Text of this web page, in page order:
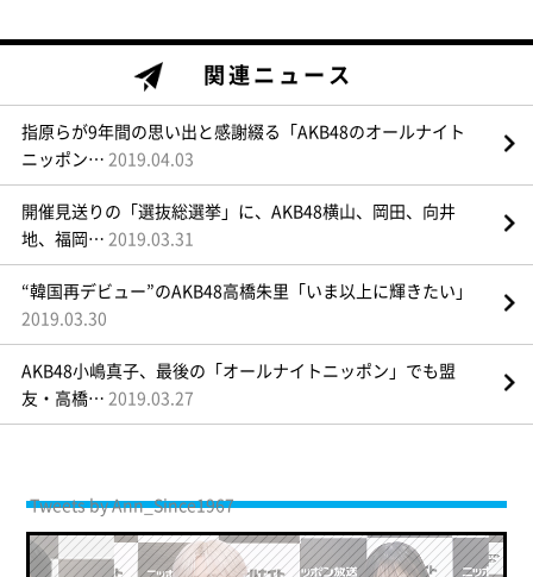
関連ニュース
指原らが9年間の思い出と感謝綴る「AKB48のオールナイト
ニッポン… 2019.04.03
開催見送りの「選抜総選挙」に、AKB48横山、岡田、向井
地、福岡… 2019.03.31
“韓国再デビュー”のAKB48高橋朱里「いま以上に輝きたい」
2019.03.30
AKB48小嶋真子、最後の「オールナイトニッポン」でも盟
友・高橋… 2019.03.27
Tweets by Ann_Since1967